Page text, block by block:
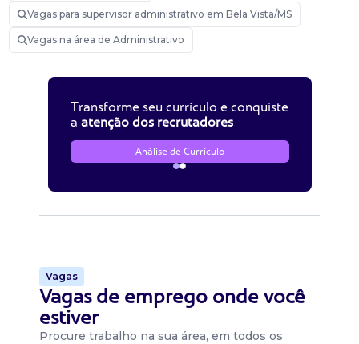
Vagas para supervisor administrativo em Bela Vista/MS
Vagas na área de Administrativo
Transforme seu currículo e conquiste
a atenção dos recrutadores
Análise de Currículo
Vagas
Vagas de emprego onde você
estiver
Procure trabalho na sua área, em todos os